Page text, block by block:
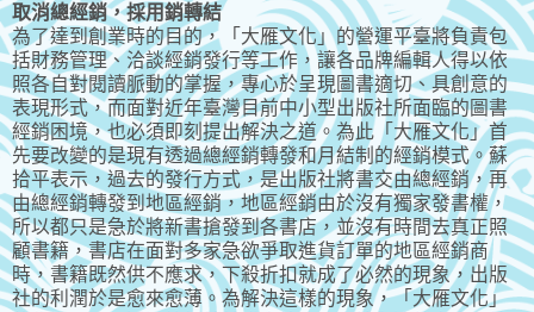
取消總經銷，採用銷轉結
為了達到創業時的目的，「大雁文化」的營運平臺將負責包
括財務管理、洽談經銷發行等工作，讓各品牌編輯人得以依
照各自對閱讀脈動的掌握，專心於呈現圖書適切、具創意的
表現形式，而面對近年臺灣目前中小型出版社所面臨的圖書
經銷困境，也必須即刻提出解決之道。為此「大雁文化」首
先要改變的是現有透過總經銷轉發和月結制的經銷模式。蘇
拾平表示，過去的發行方式，是出版社將書交由總經銷，再
由總經銷轉發到地區經銷，地區經銷由於沒有獨家發書權，
所以都只是急於將新書搶發到各書店，並沒有時間去真正照
顧書籍，書店在面對多家急欲爭取進貨訂單的地區經銷商
時，書籍既然供不應求，下殺折扣就成了必然的現象，出版
社的利潤於是愈來愈薄。為解決這樣的現象，「大雁文化」